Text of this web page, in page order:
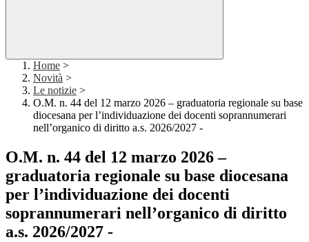
Home >
Novità >
Le notizie >
O.M. n. 44 del 12 marzo 2026 – graduatoria regionale su base
diocesana per l’individuazione dei docenti soprannumerari
nell’organico di diritto a.s. 2026/2027 -
O.M. n. 44 del 12 marzo 2026 –
graduatoria regionale su base diocesana
per l’individuazione dei docenti
soprannumerari nell’organico di diritto
a.s. 2026/2027 -